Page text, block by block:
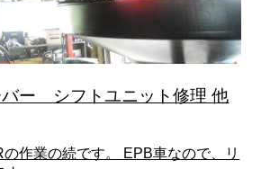
バー シフトユニット修理 他
作業の続です。 EPB車なので、リ